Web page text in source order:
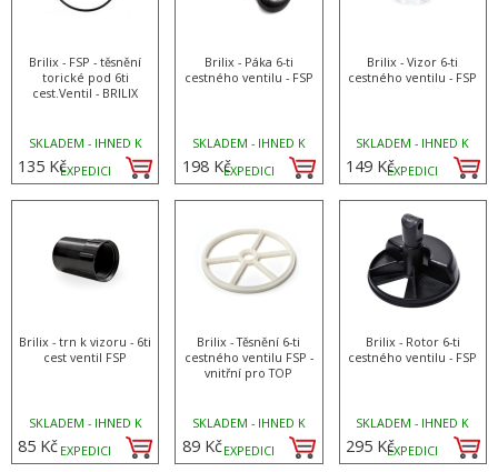
Brilix - FSP - těsnění
torické pod 6ti
cest.Ventil - BRILIX
SKLADEM - IHNED K
EXPEDICI
135 Kč
Brilix - Páka 6-ti
cestného ventilu - FSP
SKLADEM - IHNED K
EXPEDICI
198 Kč
Brilix - Vizor 6-ti
cestného ventilu - FSP
SKLADEM - IHNED K
EXPEDICI
149 Kč
Brilix - trn k vizoru - 6ti
cest ventil FSP
SKLADEM - IHNED K
EXPEDICI
85 Kč
Brilix - Těsnění 6-ti
cestného ventilu FSP -
vnitřní pro TOP
SKLADEM - IHNED K
EXPEDICI
89 Kč
Brilix - Rotor 6-ti
cestného ventilu - FSP
SKLADEM - IHNED K
EXPEDICI
295 Kč